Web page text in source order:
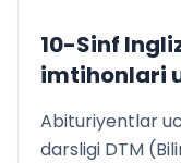
10-Sinf
imtihonlari
Abituriyentlar
darsligi DTM